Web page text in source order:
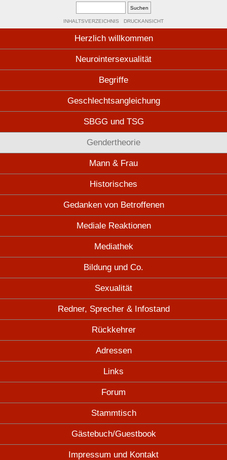
INHALTSVERZEICHNIS DRUCKANSICHT
Herzlich willkommen
Neurointersexualität
Begriffe
Geschlechtsangleichung
SBGG und TSG
Gendertheorie
Mann & Frau
Historisches
Gedanken von Betroffenen
Mediale Reaktionen
Mediathek
Bildung und Co.
Sexualität
Redner, Sprecher & Infostand
Rückkehrer
Adressen
Links
Forum
Stammtisch
Gästebuch/Guestbook
Impressum und Kontakt